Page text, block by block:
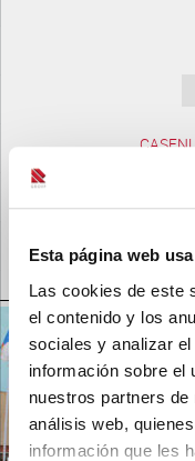
Esta página web
Las cookies de este
el contenido y los
sociales y analizar
información sobre el
nuestros partners
análisis web,
información que les